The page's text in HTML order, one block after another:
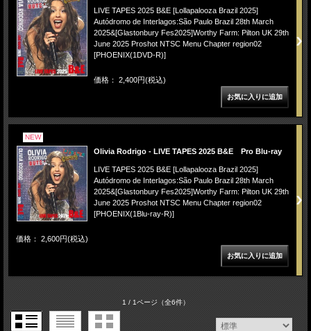
LIVE TAPES 2025 B&E [Lollapalooza Brazil 2025]
Autódromo de Interlagos:São Paulo Brazil 28th March
2025&[Glastonbury Fes2025]Worthy Farm: Pilton UK 29th
June 2025 Proshot NTSC Menu Chapter region02
[PHOENIX(1DVD-R)]
価格： 2,400円(税込)
NEW
Olivia Rodrigo - LIVE TAPES 2025 B&E Pro Blu-ray
LIVE TAPES 2025 B&E [Lollapalooza Brazil 2025]
Autódromo de Interlagos:São Paulo Brazil 28th March
2025&[Glastonbury Fes2025]Worthy Farm: Pilton UK 29th
June 2025 Proshot NTSC Menu Chapter region02
[PHOENIX(1Blu-ray-R)]
価格： 2,600円(税込)
1 / 1ページ（全6件）